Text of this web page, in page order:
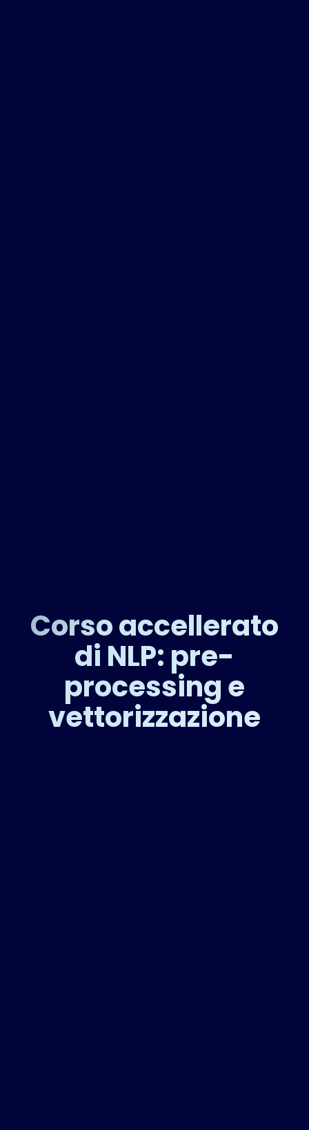
Corso accellerato
di NLP: pre-
processing e
vettorizzazione